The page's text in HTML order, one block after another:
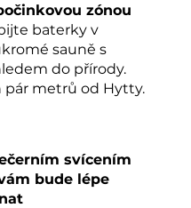
zónou
baterky v
sauně s
do přírody.
pár metrů od Hytty.
svícením
bude lépe